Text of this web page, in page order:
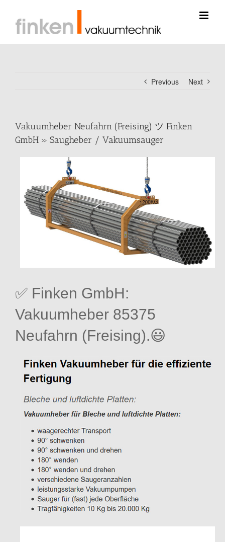
content
Previous Next
Vakuumheber Neufahrn (Freising) ツ Finken
GmbH » Saugheber / Vakuumsauger
✅ Finken GmbH:
Vakuumheber 85375
Neufahrn (Freising).😃